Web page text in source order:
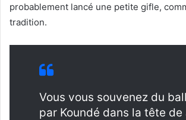
probablement lancé une petite gifle,
tradition.
Vous vous souvenez du
par Koundé dans la tête de